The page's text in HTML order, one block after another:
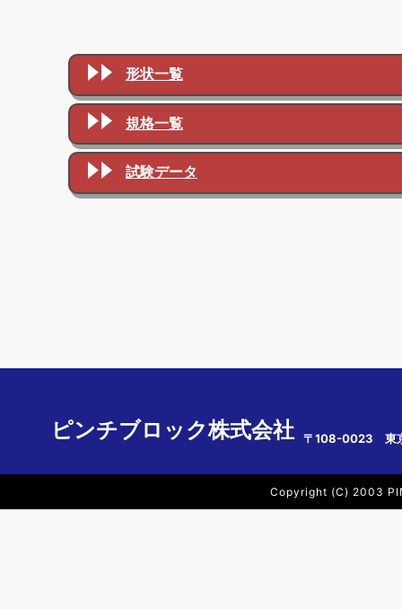
形状一覧
規格一覧
試験データ
ピンチブロック株式会社 〒108-0023 東
Copyright (C) 2003